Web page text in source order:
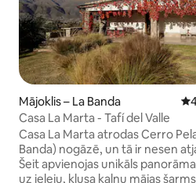
Mājoklis – La Banda
Casa La Marta - Tafí del Valle
Casa La Marta atrodas Cerro
Banda) nogāzē, un tā ir nesen
Šeit apvienojas unikāls
uz ieleju, klusa kalnu mājas